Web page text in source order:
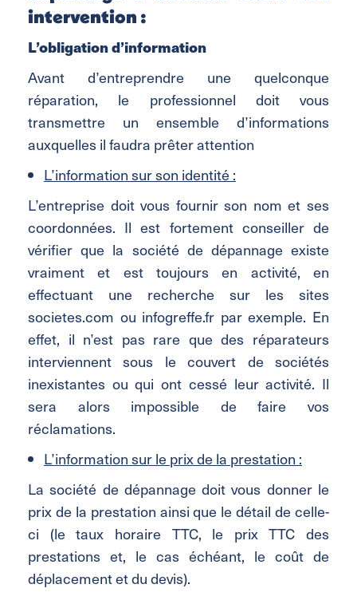
intervention :
L’obligation d’information
Avant d’entreprendre une quelconque
réparation, le professionnel doit vous
transmettre un ensemble d’informations
auxquelles il faudra prêter attention
L’information sur son identité :
L’entreprise doit vous fournir son nom et ses
coordonnées. Il est fortement conseiller de
vérifier que la société de dépannage existe
vraiment et est toujours en activité, en
effectuant une recherche sur les sites
societes.com ou infogreffe.fr par exemple. En
effet, il n’est pas rare que des réparateurs
interviennent sous le couvert de sociétés
inexistantes ou qui ont cessé leur activité. Il
sera alors impossible de faire vos
réclamations.
L’information sur le prix de la prestation :
La société de dépannage doit vous donner le
prix de la prestation ainsi que le détail de celle-
ci (le taux horaire TTC, le prix TTC des
prestations et, le cas échéant, le coût de
déplacement et du devis).